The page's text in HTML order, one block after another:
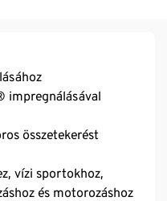
impregnálásával
összetekerést
vízi sportokhoz,
és motorozáshoz